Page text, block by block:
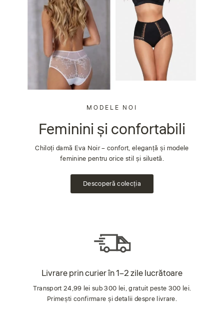
MODELE NOI
Feminini și confortabili
Chiloți damă Eva Noir – confort, eleganță și modele
feminine pentru orice stil și siluetă.
Descoperă colecția
Livrare prin curier în 1–2 zile lucrătoare
Transport 24,99 lei sub 300 lei, gratuit peste 300 lei.
Primești confirmare și detalii despre livrare.